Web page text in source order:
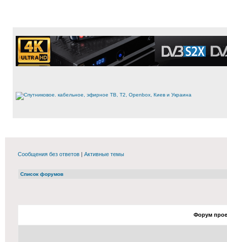
Сообщения без ответов | Активные темы
Список форумов
Форум